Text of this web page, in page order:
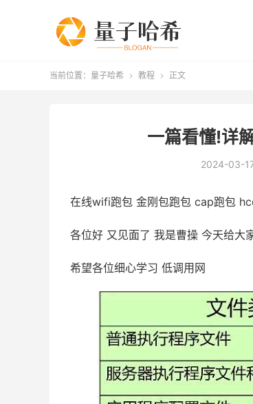
当前位置： 量子哈希  教程  正文
一篇看懂!详
2024-03-
在线wifi跑包 金刚包跑包 cap跑包
各位好 又见面了 我是曹操 今天给大
希望各位细心学习 低调用网